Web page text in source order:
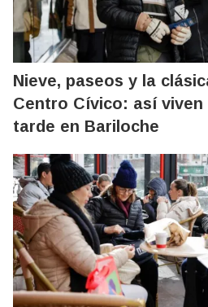
Nieve, paseos y la
Centro Cívico: así
tarde en Bariloche